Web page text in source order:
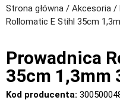
Strona główna / Akcesoria /
Rollomatic E Stihl 35cm
Prowadnica
35cm 1,3mm
Kod producenta: